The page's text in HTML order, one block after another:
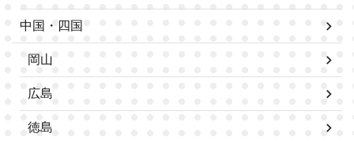
中国・四国
岡山
広島
徳島